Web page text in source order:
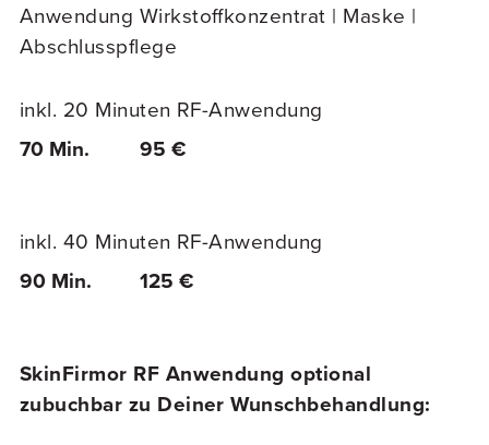
Anwendung Wirkstoffkonzentrat | Maske |
Abschlusspflege
inkl. 20 Minuten RF-Anwendung
70 Min.
95 €
inkl. 40 Minuten RF-Anwendung
90 Min.
125 €
SkinFirmor RF Anwendung optional
zubuchbar zu Deiner Wunschbehandlung: